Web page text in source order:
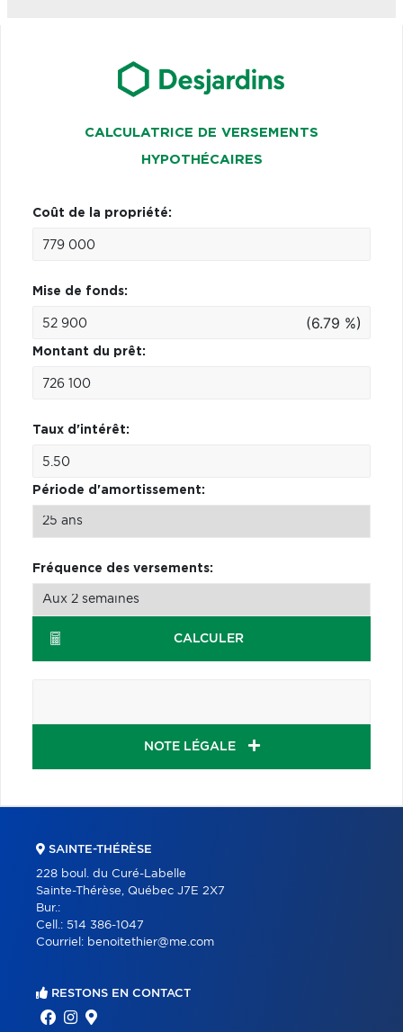
CALCULATRICE DE VERSEMENTS
HYPOTHÉCAIRES
Coût de la propriété:
Mise de fonds:
(6.79 %)
Montant du prêt:
Taux d'intérêt:
Période d'amortissement:
Fréquence des versements:
CALCULER
NOTE LÉGALE
SAINTE-THÉRÈSE
228 boul. du Curé-Labelle
Sainte-Thérèse, Québec J7E 2X7
Bur.:
Cell.: 514 386-1047
Courriel: benoitethier@me.com
RESTONS EN CONTACT